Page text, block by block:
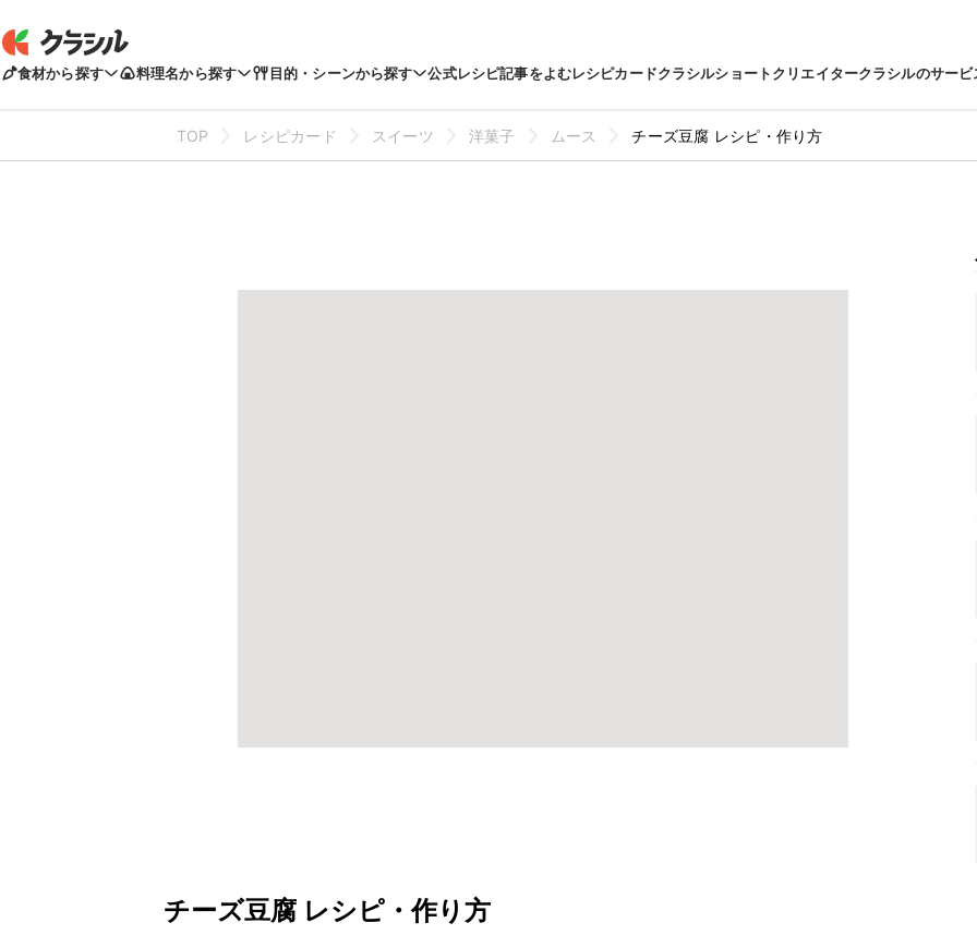
食材から探す 料理名から探す 目的・シーンから探す 公式レシピ記事をよむレシピカードクラシルショートクリエイタークラシルのサービ
TOP レシピカード スイーツ 洋菓子 ムース チーズ豆腐 レシピ・作り方
チーズ豆腐 レシピ・作り方